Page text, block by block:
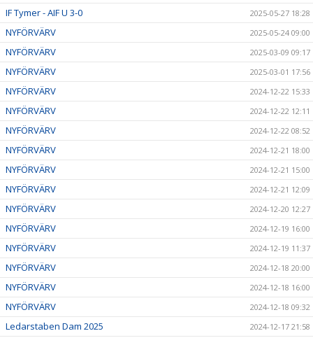
IF Tymer - AIF U 3-0 2025-05-27 18:28
NYFÖRVÄRV 2025-05-24 09:00
NYFÖRVÄRV 2025-03-09 09:17
NYFÖRVÄRV 2025-03-01 17:56
NYFÖRVÄRV 2024-12-22 15:33
NYFÖRVÄRV 2024-12-22 12:11
NYFÖRVÄRV 2024-12-22 08:52
NYFÖRVÄRV 2024-12-21 18:00
NYFÖRVÄRV 2024-12-21 15:00
NYFÖRVÄRV 2024-12-21 12:09
NYFÖRVÄRV 2024-12-20 12:27
NYFÖRVÄRV 2024-12-19 16:00
NYFÖRVÄRV 2024-12-19 11:37
NYFÖRVÄRV 2024-12-18 20:00
NYFÖRVÄRV 2024-12-18 16:00
NYFÖRVÄRV 2024-12-18 09:32
Ledarstaben Dam 2025 2024-12-17 21:58